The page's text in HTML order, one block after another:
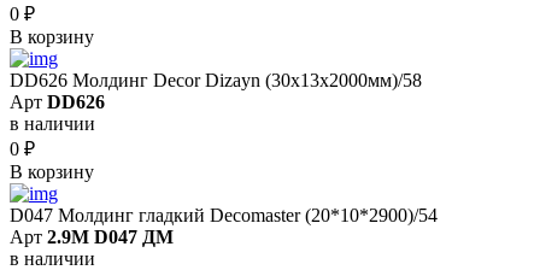
0 ₽
В корзину
DD626 Молдинг Decor Dizayn (30x13x2000мм)/58
Арт DD626
в наличии
0 ₽
В корзину
D047 Молдинг гладкий Decomaster (20*10*2900)/54
Арт 2.9M D047 ДМ
в наличии